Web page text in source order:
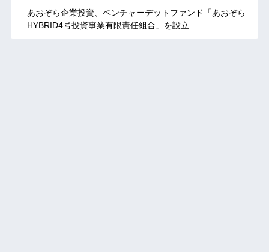
あおぞら企業投資、ベンチャーデットファンド「あおぞら
HYBRID4号投資事業有限責任組合」を設立